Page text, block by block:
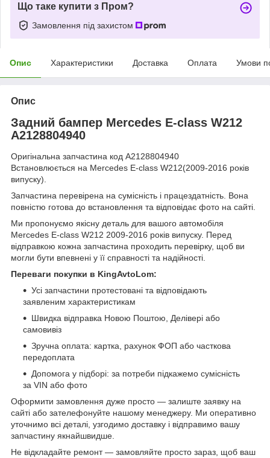
Що таке купити з Пром?
Замовлення під захистом
Опис Характеристики Доставка Оплата Умови
Опис
Задний бампер Mercedes E-class W212
A2128804940
Оригінальна запчастина код A2128804940
Встановлюється на Mercedes E-class W212(2009-2016 років
випуску).
Запчастина перевірена на сумісність і працездатність. Вона
повністю готова до встановлення та відповідає фото на сайті.
Ми пропонуємо якісну деталь для вашого автомобіля
Mercedes E-class W212 2009-2016 років випуску. Перед
відправкою кожна запчастина проходить перевірку, щоб ви
могли бути впевнені у її справності та надійності.
Переваги покупки в KingAvtoLom:
Усі запчастини протестовані та відповідають
заявленим характеристикам
Швидка відправка Новою Поштою, Делівері або
самовивіз
Зручна оплата: картка, рахунок ФОП або часткова
передоплата
Допомога у підборі: за потреби підкажемо сумісність
за VIN або фото
Оформити замовлення дуже просто — залиште заявку на
сайті або зателефонуйте нашому менеджеру. Ми оперативно
уточнимо всі деталі, узгодимо доставку і відправимо вашу
запчастину якнайшвидше.
Не відкладайте ремонт — замовляйте просто зараз, щоб ваш